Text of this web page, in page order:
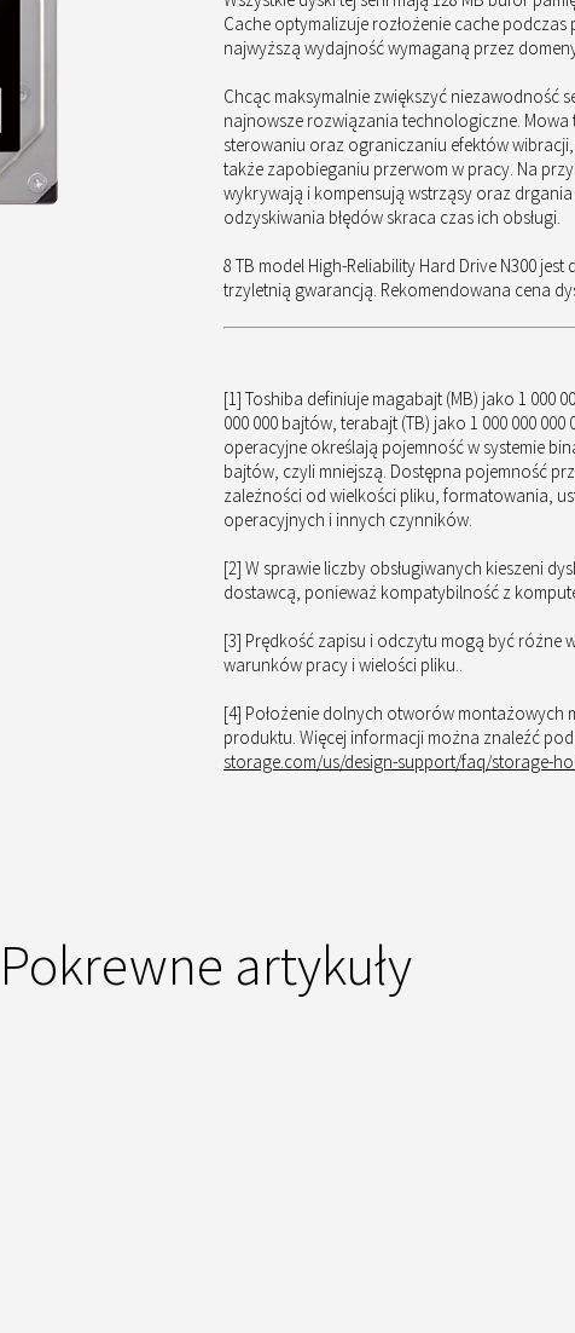
Cache optymalizuje rozłożenie cache
najwyższą wydajność wymaganą przez
Chcąc maksymalnie zwiększyć niezawodność
najnowsze rozwiązania technologiczne. Mowa
sterowaniu oraz ograniczaniu efektów wibracji,
także zapobieganiu przerwom w pracy. Na
wykrywają i kompensują wstrząsy oraz
odzyskiwania błędów skraca czas ich obsługi.
8 TB model High-Reliability Hard Drive N300
trzyletnią gwarancją. Rekomendowana cena
[1] Toshiba definiuje magabajt (MB) jako 1 000
000 000 bajtów, terabajt (TB) jako 1 000 000
operacyjne określają pojemność w systemie
bajtów, czyli mniejszą. Dostępna pojemność
zależności od wielkości pliku, formatowania,
operacyjnych i innych czynników.
[2] W sprawie liczby obsługiwanych kieszeni
dostawcą, ponieważ kompatybilność z
[3] Prędkość zapisu i odczytu mogą być różne
warunków pracy i wielości pliku..
[4] Położenie dolnych otworów montażowych
produktu. Więcej informacji można znaleźć pod
storage.com/us/design-support/faq/storage-
Pokrewne artykuły